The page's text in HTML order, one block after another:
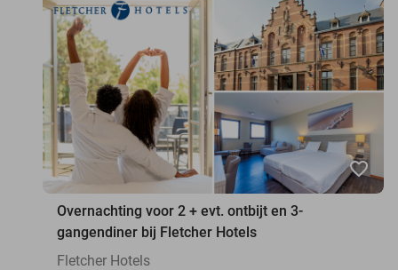
favorite_border
Overnachting voor 2 + evt. ontbijt en 3-
gangendiner bij Fletcher Hotels
Fletcher Hotels